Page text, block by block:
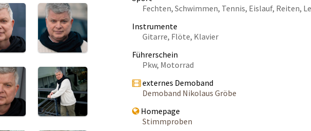
Fechten, Schwimmen, Tennis, Eislauf, Reiten,
Instrumente
Gitarre, Flöte, Klavier
Führerschein
Pkw, Motorrad
externes Demoband
Demoband Nikolaus Gröbe
Homepage
Stimmproben